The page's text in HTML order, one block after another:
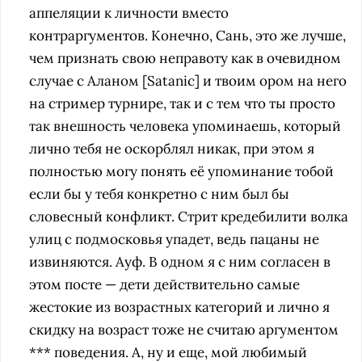
аппеляции к личности вместо
контраргументов. Конечно, Сань, это же лучше,
чем признать свою неправоту как в очевидном
случае с Аланом [Satanic] и твоим ором на него
на стример турнире, так и с тем что ты просто
так внешность человека упоминаешь, который
лично тебя не оскорблял никак, при этом я
полностью могу понять её упоминание тобой
если бы у тебя конкретно с ним был бы
словесный конфликт. Стрит кредебилити волка
улиц с подмосковья упадет, ведь пацаны не
извиняются. Ауф. В одном я с ним согласен в
этом посте — дети действительно самые
жестокие из возрастных категорий и лично я
скидку на возраст тоже не считаю аргументом
*** поведения. А, ну и еще, мой любимый